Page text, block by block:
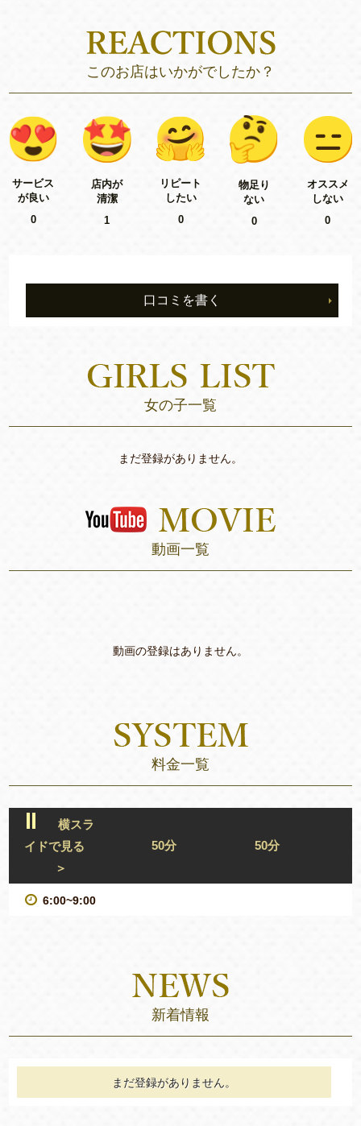
このお店はいかがでしたか？
サービス
が良い
0
店内が
清潔
1
リピート
したい
0
物足り
ない
0
オススメ
しない
0
口コミを書く
女の子一覧
まだ登録がありません。
動画一覧
動画の登録はありません。
料金一覧
横スラ
イドで見る
＞
50分 50分
6:00~9:00
新着情報
まだ登録がありません。